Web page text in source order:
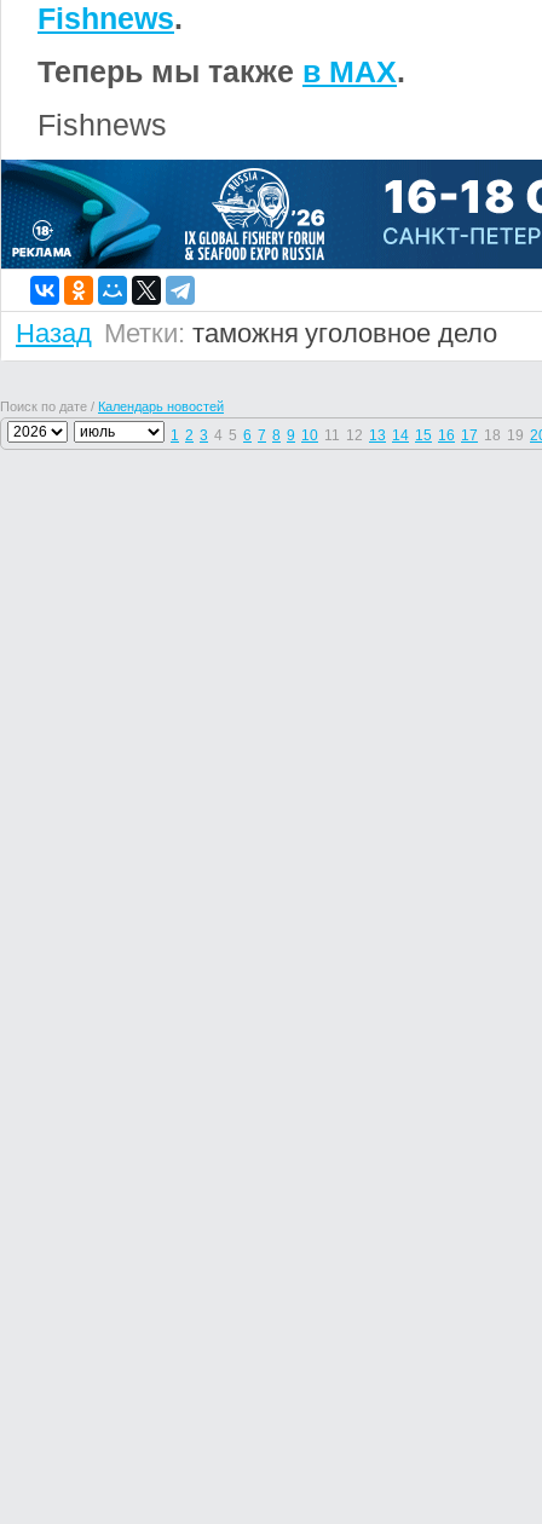
Fishnews.
Теперь мы также в MAX.
Fishnews
Назад Метки: таможня уголовное дело
Поиск по дате / Календарь новостей
1 2 3 4 5 6 7 8 9 10 11 12 13 14 15 16 17 18 19